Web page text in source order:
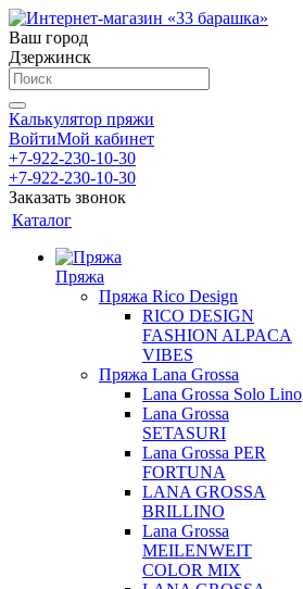
Ваш город
Дзержинск
Калькулятор пряжи
ВойтиМой кабинет
+7-922-230-10-30
+7-922-230-10-30
Заказать звонок
Каталог
Пряжа
Пряжа Rico Design
RICO DESIGN
FASHION ALPACA
VIBES
Пряжа Lana Grossa
Lana Grossa Solo Lino
Lana Grossa
SETASURI
Lana Grossa PER
FORTUNA
LANA GROSSA
BRILLINO
Lana Grossa
MEILENWEIT
COLOR MIX